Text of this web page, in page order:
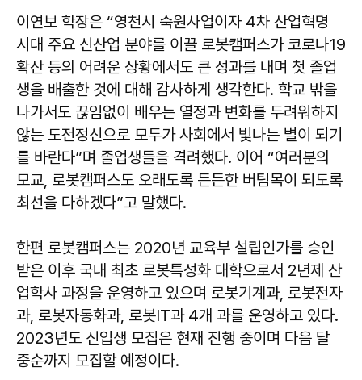
이연보 학장은 “영천시 숙원사업이자 4차 산업혁명
시대 주요 신산업 분야를 이끌 로봇캠퍼스가 코로나19
확산 등의 어려운 상황에서도 큰 성과를 내며 첫 졸업
생을 배출한 것에 대해 감사하게 생각한다. 학교 밖을
나가서도 끊임없이 배우는 열정과 변화를 두려워하지
않는 도전정신으로 모두가 사회에서 빛나는 별이 되기
를 바란다”며 졸업생들을 격려했다. 이어 “여러분의
모교, 로봇캠퍼스도 오래도록 든든한 버팀목이 되도록
최선을 다하겠다”고 말했다.
한편 로봇캠퍼스는 2020년 교육부 설립인가를 승인
받은 이후 국내 최초 로봇특성화 대학으로서 2년제 산
업학사 과정을 운영하고 있으며 로봇기계과, 로봇전자
과, 로봇자동화과, 로봇IT과 4개 과를 운영하고 있다.
2023년도 신입생 모집은 현재 진행 중이며 다음 달
중순까지 모집할 예정이다.